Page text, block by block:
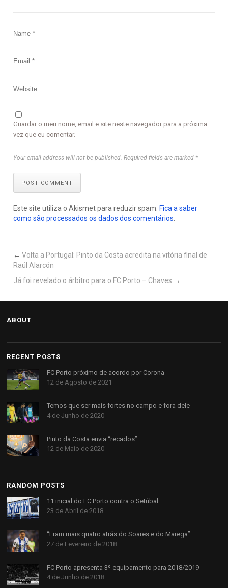
Guardar o meu nome, email e site neste navegador para a próxima
vez que eu comentar.
Your email address will not be published. Required fields are marked *
POST COMMENT
Este site utiliza o Akismet para reduzir spam. Fica a saber
como são processados os dados dos comentários
←Volta a Portugal: Pinto da Costa acredita na vitória final de
Raúl Alarcón
Já foi revelado o árbitro para o FC Porto – Chaves →
ABOUT
RECENT POSTS
FC Porto próximo de acordo por Corona
12 de Agosto de 2021
Temos que ser mais fortes no campo e fora dele
4 de Junho de 2020
Pinto da Costa envia “recados”
12 de Maio de 2020
RANDOM POSTS
11 inicial do FC Porto contra o Setúbal
23 de Abril de 2018
“Eram mais quatro atrás do Soares e do Marega”
27 de Fevereiro de 2018
FC Porto apresenta 3º equipamento para 2018/2019
4 de Junho de 2018